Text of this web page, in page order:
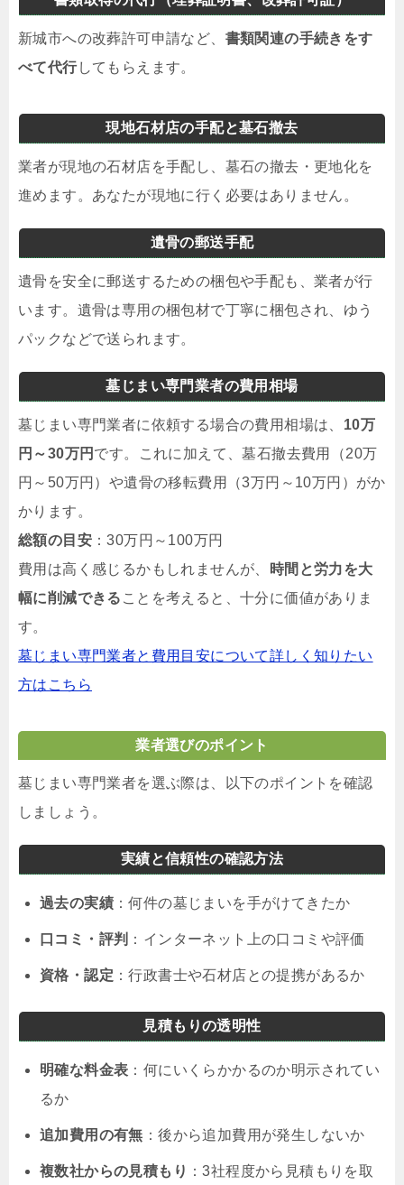
新城市への改葬許可申請など、 書類関連の手続きをす
べて代行してもらえます。
現地石材店の手配と墓石撤去
業者が現地の石材店を手配し、墓石の撤去・更地化を
進めます。あなたが現地に行く必要はありません。
遺骨の郵送手配
遺骨を安全に郵送するための梱包や手配も、業者が行
います。遺骨は専用の梱包材で丁寧に梱包され、ゆう
パックなどで送られます。
墓じまい専門業者の費用相場
墓じまい専門業者に依頼する場合の費用相場は、 10万
円～30万円 です。これに加えて、墓石撤去費用（20万
円～50万円）や遺骨の移転費用（3万円～10万円）がか
かります。
総額の目安 ：30万円～100万円
費用は高く感じるかもしれませんが、
時間と労力を大
幅に削減できる ことを考えると、十分に価値がありま
す。
墓じまい専門業者と費用目安について詳しく知りたい
方はこちら
業者選びのポイント
墓じまい専門業者を選ぶ際は、以下のポイントを確認
しましょう。
実績と信頼性の確認方法
過去の実績 ：何件の墓じまいを手がけてきたか
口コミ・評判 ：インターネット上の口コミや評価
資格・認定 ：行政書士や石材店との提携があるか
見積もりの透明性
明確な料金表 ：何にいくらかかるのか明示されてい
るか
追加費用の有無 ：後から追加費用が発生しないか
複数社からの見積もり ：3社程度から見積もりを取